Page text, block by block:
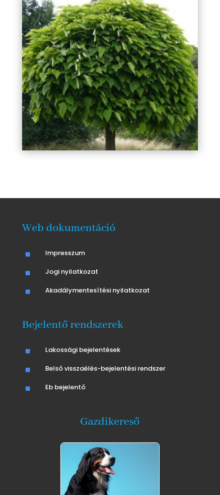
Web dokumentáció
^ Impresszum
^ Jogi nyilatkozat
^ Akadálymentesítési nyilatkozat
Bejelentő rendszerek
^ Lakossági bejelentések
^ Belső visszaélés-bejelentési rendszer
^ Eb bejelentő
Gazdikereső